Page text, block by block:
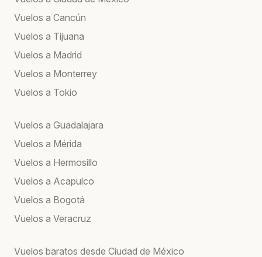
Vuelos a Cancún
Vuelos a Tijuana
Vuelos a Madrid
Vuelos a Monterrey
Vuelos a Tokio
Vuelos a Guadalajara
Vuelos a Mérida
Vuelos a Hermosillo
Vuelos a Acapulco
Vuelos a Bogotá
Vuelos a Veracruz
Vuelos baratos desde Ciudad de México